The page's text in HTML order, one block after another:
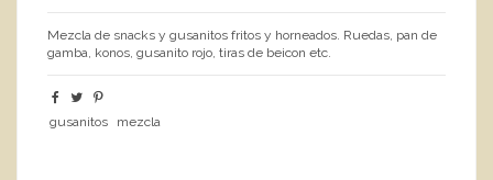
Mezcla de snacks y gusanitos fritos y horneados. Ruedas, pan de
gamba, konos, gusanito rojo, tiras de beicon etc.
gusanitos mezcla